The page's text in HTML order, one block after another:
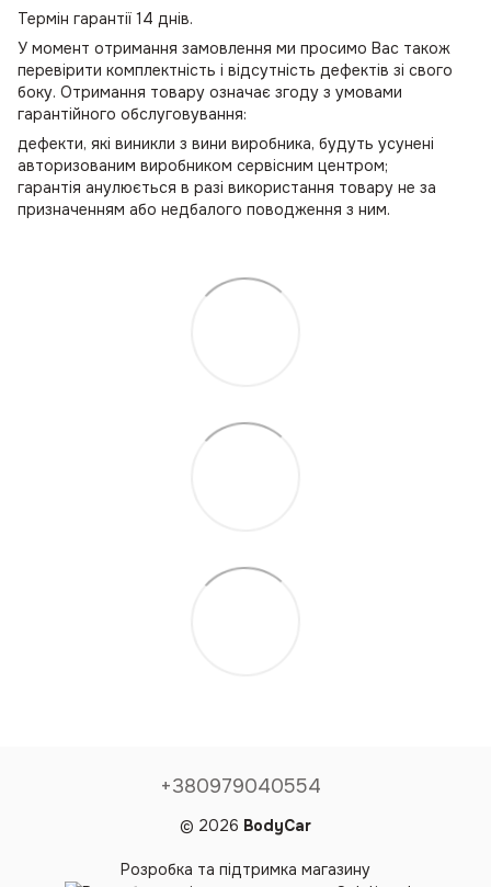
Термін гарантії 14 днів.
У момент отримання замовлення ми просимо Вас також
перевірити комплектність і відсутність дефектів зі свого
боку. Отримання товару означає згоду з умовами
гарантійного обслуговування:
дефекти, які виникли з вини виробника, будуть усунені
авторизованим виробником сервісним центром;
гарантія анулюється в разі використання товару не за
призначенням або недбалого поводження з ним.
+380979040554
© 2026 BodyCar
Розробка та підтримка магазину